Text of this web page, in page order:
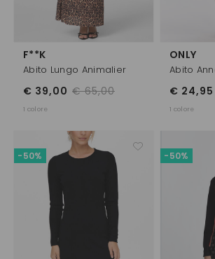
F**K
Abito Lungo Animalier
€ 65,00
€ 39,00
1 colore
ONLY
Abito
€ 24,95
1 colore
-50% -50%